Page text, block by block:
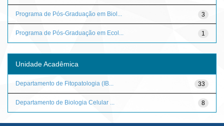
3
Programa de Pós-Graduação em Biol...
1
Programa de Pós-Graduação em Ecol...
Unidade Acadêmica
33
Departamento de Fitopatologia (IB...
8
Departamento de Biologia Celular ...